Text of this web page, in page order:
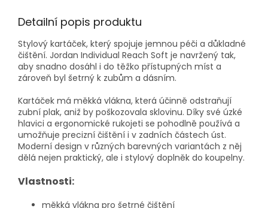
Detailní popis produktu
Stylový kartáček, který spojuje jemnou péči a důkladné
čištění. Jordan Individual Reach Soft je navržený tak,
aby snadno dosáhl i do těžko přístupných míst a
zároveň byl šetrný k zubům a dásním.
Kartáček má měkká vlákna, která účinně odstraňují
zubní plak, aniž by poškozovala sklovinu. Díky své úzké
hlavici a ergonomické rukojeti se pohodlně používá a
umožňuje precizní čištění i v zadních částech úst.
Moderní design v různých barevných variantách z něj
dělá nejen praktický, ale i stylový doplněk do koupelny.
Vlastnosti:
měkká vlákna pro šetrné čištění